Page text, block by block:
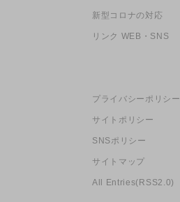
新型コロナの対応
リンク WEB・SNS
プライバシーポリシー
サイトポリシー
SNSポリシー
サイトマップ
All Entries(RSS2.0)